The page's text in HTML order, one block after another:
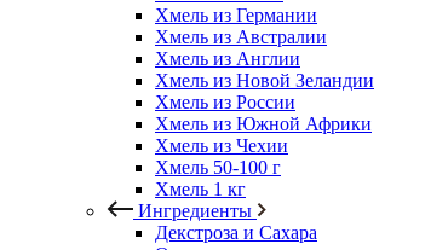
Хмель из Германии
Хмель из Австралии
Хмель из Англии
Хмель из Новой Зеландии
Хмель из России
Хмель из Южной Африки
Хмель из Чехии
Хмель 50-100 г
Хмель 1 кг
Ингредиенты
Декстроза и Сахара